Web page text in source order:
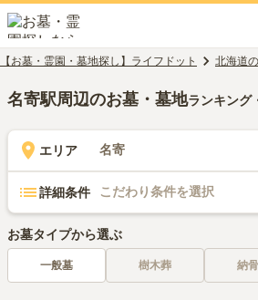
【お墓・霊園・墓地探し】ライフドット 北海道
名寄駅周辺のお墓・墓地ランキング
エリア 名寄
詳細条件 こだわり条件を選択
お墓タイプから選ぶ
一般墓 樹木葬 納